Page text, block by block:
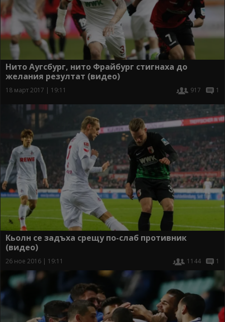
Нито Аугсбург, нито Фрайбург стигнаха до
желания резултат (видео)
18 март 2017 | 19:11 917 1
Кьолн се задъха срещу по-слаб противник
(видео)
26 ное 2016 | 19:11 1144 1